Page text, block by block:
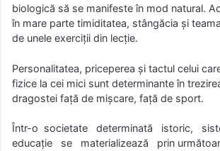
biologică să se manifeste în mod natural.
în mare parte timiditatea, stângăcia şi
de unele exerciţii din lecţie.
Personalitatea, priceperea şi tactul celui
fizice la cei mici sunt determinante în
dragostei faţă de mişcare, faţă de sport.
Într-o societate determinată istoric,
educaţie se materializează prin